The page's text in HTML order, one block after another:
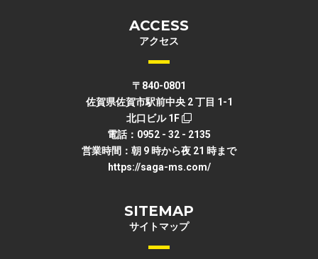
ACCESS
アクセス
〒840-0801
佐賀県佐賀市駅前中央 2 丁目 1-1
北口ビル 1F
電話：0952 - 32 - 2135
営業時間：朝 9 時から夜 21 時まで
https://saga-ms.com/
SITEMAP
サイトマップ